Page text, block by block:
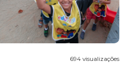
694 visualizações